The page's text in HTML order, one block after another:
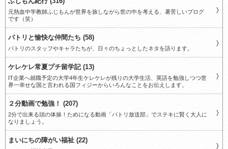
元熱血中学教師ふじもんが世界を旅しながら世の中を考える、暑苦しいブログ
です（笑）
パトリと愉快な仲間たち (58)
パトリのスタッフやキャラたちが、日々のちょっとしたネタを語ります。
ケレケレ常夏プチ留学記 (13)
IT企業へ就職予定の大学4年生ケレケレが残りの大学生活、英語を勉強しつつ世
界一幸せな国と言われる国フィジーからいろんなことをお伝えします。
２分動画で勉強！ (207)
2分で出来る頭の体操！ためになる動画「パトリ放送部」でステキに賢く大人に
なりましょう。
まいにちの障がい福祉 (22)